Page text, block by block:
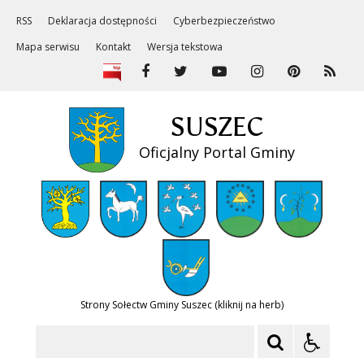
RSS Deklaracja dostępności
Cyberbezpieczeństwo
Mapa serwisu
Kontakt Wersja tekstowa
SUSZEC
Oficjalny Portal Gminy
Strony Sołectw Gminy Suszec (kliknij na herb)